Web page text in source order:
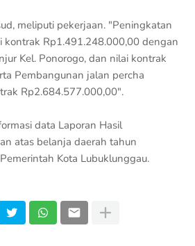
meliputi pekerjaan. "Peningkatan
kontrak Rp1.491.248.000,00 dengan
Kel. Ponorogo, dan nilai kontrak
Pembangunan jalan percha
Rp2.684.577.000,00".
data Laporan Hasil
atas belanja daerah tahun
Kota Lubuklunggau.